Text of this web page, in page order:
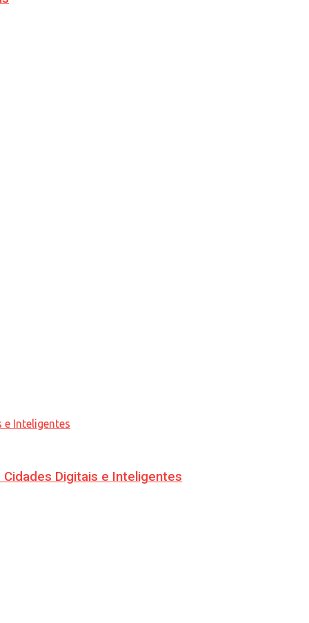
Digitais e Inteligentes